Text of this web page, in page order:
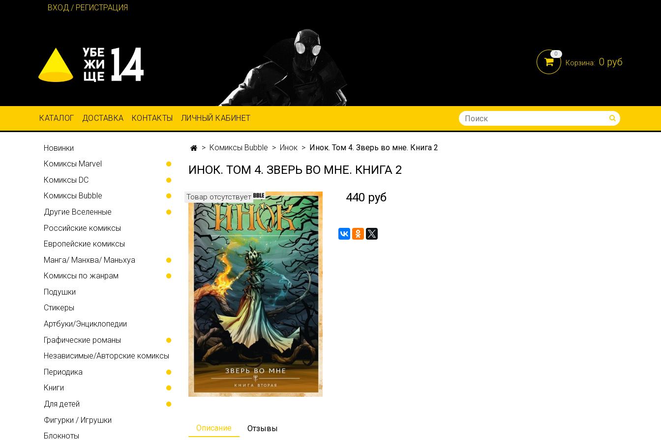
ВХОД / РЕГИСТРАЦИЯ
0
Корзина: 0 руб
КАТАЛОГ ДОСТАВКА КОНТАКТЫ ЛИЧНЫЙ КАБИНЕТ
Комиксы Bubble Инок Инок. Том 4. Зверь во мне. Книга 2
ИНОК. ТОМ 4. ЗВЕРЬ ВО МНЕ. КНИГА 2
Товар отсутствует 440 руб
Описание Отзывы
Новинки
Комиксы Marvel
Комиксы DC
Комиксы Bubble
Другие Вселенные
Российские комиксы
Европейские комиксы
Манга/ Манхва/ Маньхуа
Комиксы по жанрам
Подушки
Стикеры
Артбуки/Энциклопедии
Графические романы
Независимые/Авторские комиксы
Периодика
Книги
Для детей
Фигурки / Игрушки
Блокноты